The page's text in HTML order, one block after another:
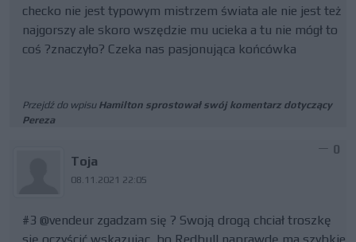
checko nie jest typowym mistrzem świata ale nie jest też
najgorszy ale skoro wszędzie mu ucieka a tu nie mógł to
coś ?znaczyło? Czeka nas pasjonująca końcówka
Przejdź do wpisu Hamilton sprostował swój komentarz dotyczący
Pereza
Toja
08.11.2021 22:05
0
#3 @vendeur zgadzam się ? Swoją drogą chciał troszkę